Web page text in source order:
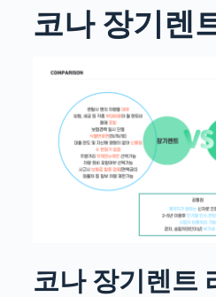
코나 장기렌
코나 장기렌트